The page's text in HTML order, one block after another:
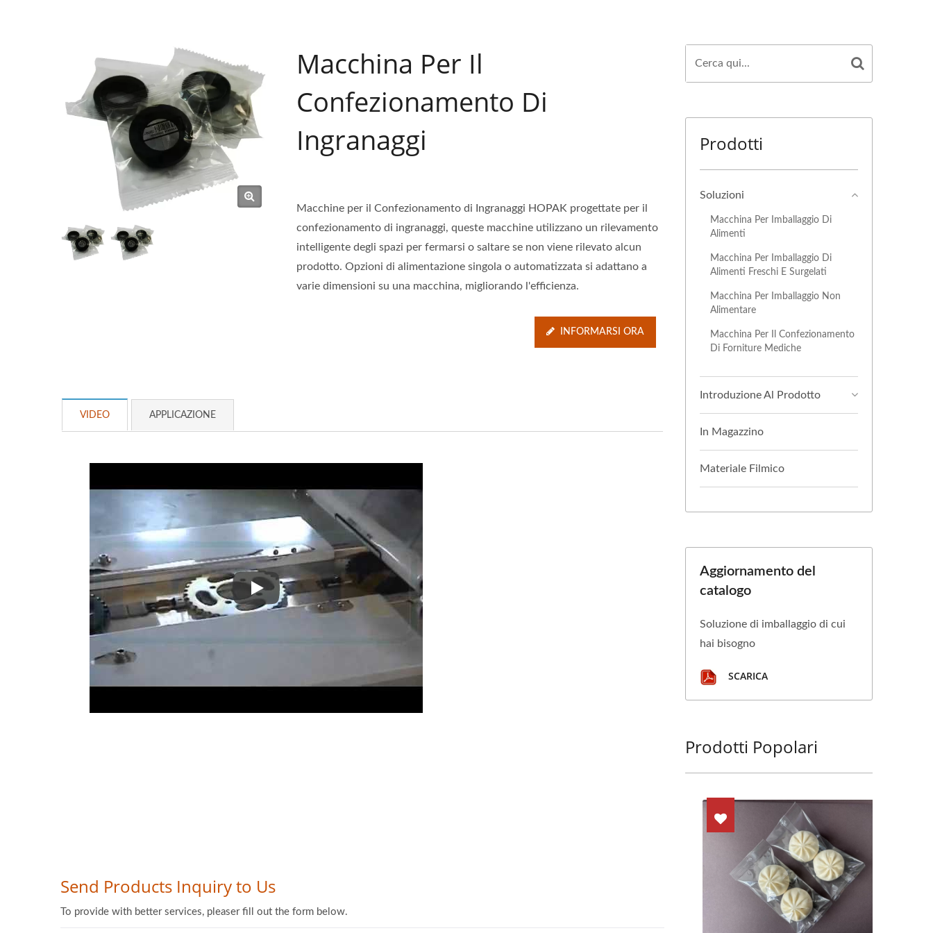
Macchina Per Il
Confezionamento Di
Ingranaggi
Macchine per il Confezionamento di Ingranaggi HOPAK progettate per il
confezionamento di ingranaggi, queste macchine utilizzano un rilevamento
intelligente degli spazi per fermarsi o saltare se non viene rilevato alcun
prodotto. Opzioni di alimentazione singola o automatizzata si adattano a
varie dimensioni su una macchina, migliorando l'efficienza.
INFORMARSI ORA
VIDEO APPLICAZIONE
Macchina per il Confezionamento di Ingranaggi
Prodotti
Soluzioni
Macchina Per Imballaggio Di
Alimenti
Macchina Per Imballaggio Di
Alimenti Freschi E Surgelati
Macchina Per Imballaggio Non
Alimentare
Macchina Per Il Confezionamento
Di Forniture Mediche
Introduzione Al Prodotto
In Magazzino
Materiale Filmico
Aggiornamento del
catalogo
Soluzione di imballaggio di cui
hai bisogno
SCARICA
Prodotti Popolari